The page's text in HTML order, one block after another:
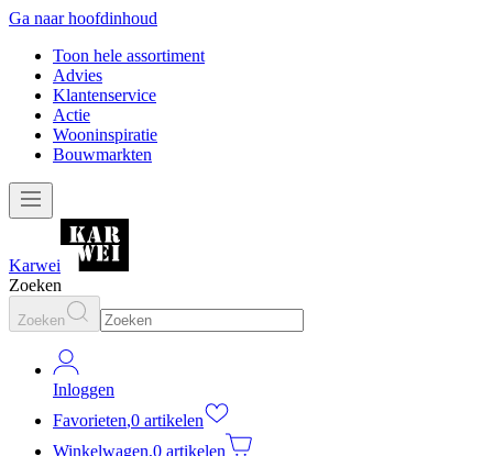
Ga naar hoofdinhoud
Toon hele assortiment
Advies
Klantenservice
Actie
Wooninspiratie
Bouwmarkten
Karwei
Zoeken
Zoeken
Inloggen
Favorieten,0 artikelen
Winkelwagen,0 artikelen